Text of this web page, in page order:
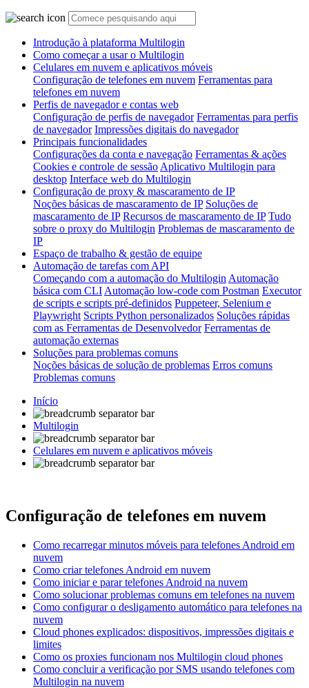
Introdução à plataforma Multilogin
Como começar a usar o Multilogin
Celulares em nuvem e aplicativos móveis
Configuração de telefones em nuvem Ferramentas para
telefones em nuvem
Perfis de navegador e contas web
Configuração de perfis de navegador Ferramentas para perfis
de navegador Impressões digitais do navegador
Principais funcionalidades
Configurações da conta e navegação Ferramentas & ações
Cookies e controle de sessão Aplicativo Multilogin para
desktop Interface web do Multilogin
Configuração de proxy & mascaramento de IP
Noções básicas de mascaramento de IP Soluções de
mascaramento de IP Recursos de mascaramento de IP Tudo
sobre o proxy do Multilogin Problemas de mascaramento de
IP
Espaço de trabalho & gestão de equipe
Automação de tarefas com API
Começando com a automação do Multilogin Automação
básica com CLI Automação low-code com Postman Executor
de scripts e scripts pré-definidos Puppeteer, Selenium e
Playwright Scripts Python personalizados Soluções rápidas
com as Ferramentas de Desenvolvedor Ferramentas de
automação externas
Soluções para problemas comuns
Noções básicas de solução de problemas Erros comuns
Problemas comuns
Início
Multilogin
Celulares em nuvem e aplicativos móveis
Configuração de telefones em nuvem
Como recarregar minutos móveis para telefones Android em
nuvem
Como criar telefones Android em nuvem
Como iniciar e parar telefones Android na nuvem
Como solucionar problemas comuns em telefones na nuvem
Como configurar o desligamento automático para telefones na
nuvem
Cloud phones explicados: dispositivos, impressões digitais e
limites
Como os proxies funcionam nos Multilogin cloud phones
Como concluir a verificação por SMS usando telefones com
Multilogin na nuvem